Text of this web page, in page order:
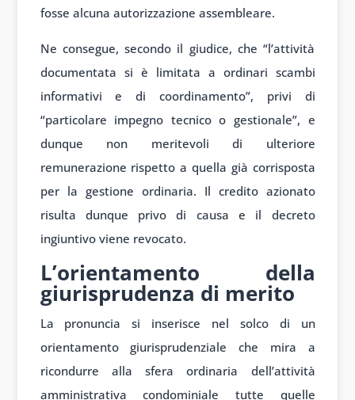
fosse alcuna autorizzazione assembleare.
Ne consegue, secondo il giudice, che “l’attività
documentata si è limitata a ordinari scambi
informativi e di coordinamento”, privi di
“particolare impegno tecnico o gestionale”, e
dunque non meritevoli di ulteriore
remunerazione rispetto a quella già corrisposta
per la gestione ordinaria. Il credito azionato
risulta dunque privo di causa e il decreto
ingiuntivo viene revocato.
L’orientamento della
giurisprudenza di merito
La pronuncia si inserisce nel solco di un
orientamento giurisprudenziale che mira a
ricondurre alla sfera ordinaria dell’attività
amministrativa condominiale tutte quelle